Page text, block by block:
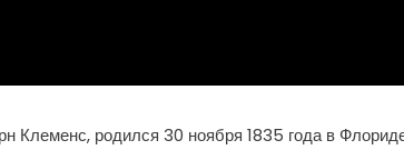
Клеменс, родился 30 ноября 1835 года в